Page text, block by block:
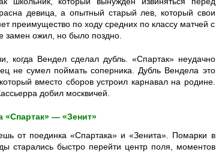
девица, а опытный старый лев, который свои
преимущество по ходу средних по классу матчей с
замен ожил, но было поздно.
когда Вендел сделал дубль. «Спартак» неудачно
не сумел поймать соперника. Дубль Вендела это
вместо сборов устроил карнавал на родине.
добил москвичей.
«Спартак» — «Зенит»
от поединка «Спартака» и «Зенита». Помарки в
старались быстро перейти центр поля, моментов